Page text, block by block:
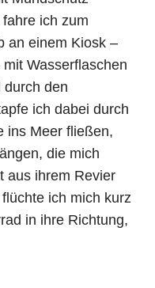
ich zum
an einem Kiosk –
Wasserflaschen
durch den
ich dabei durch
ins Meer fließen,
die mich
aus ihrem Revier
ich mich kurz
in ihre Richtung,